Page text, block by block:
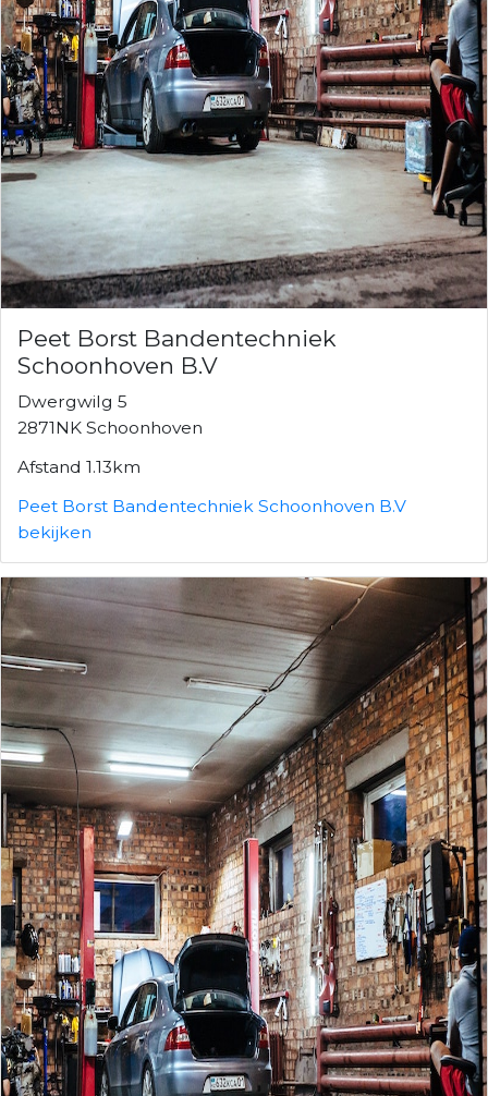
Peet Borst Bandentechniek
Schoonhoven B.V
Dwergwilg 5
2871NK Schoonhoven
Afstand 1.13km
Peet Borst Bandentechniek Schoonhoven B.V
bekijken